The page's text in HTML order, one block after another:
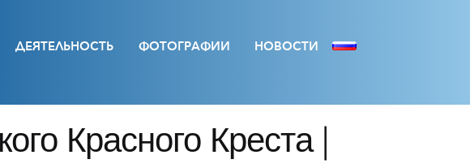
ДЕЯТЕЛЬНОСТЬ ФОТОГРАФИИ НОВОСТИ
Красного Креста |